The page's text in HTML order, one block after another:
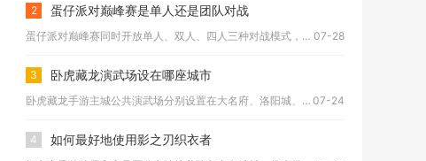
2 蛋仔派对巅峰赛是单人还是团队对战
蛋仔派对巅峰赛同时开放单人、双人、四人三种对战模式，玩家能够... 07-28
3 卧虎藏龙演武场设在哪座城市
卧虎藏龙手游主城公共演武场分别设置在大名府、洛阳城、楼兰城、... 07-24
4 如何最好地使用影之刃织衣者